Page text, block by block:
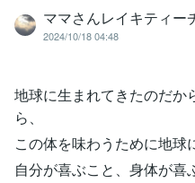
ママさんレイキティー
2024/10/18 04:48
地球に生まれてきたのだか
ら、
この体を味わうために地球
自分が喜ぶこと、身体が喜